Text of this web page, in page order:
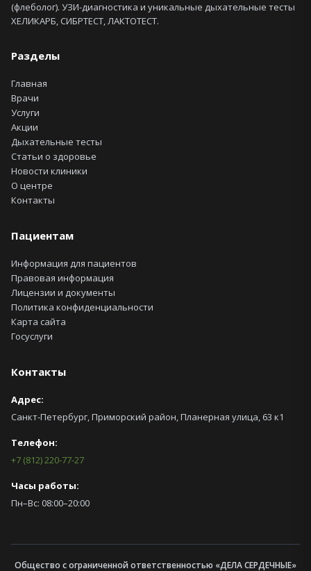
(флеболог). УЗИ-диагностика и уникальные дыхательные тесты
ХЕЛИКАРБ, СИБРТЕСТ, ЛАКТОТЕСТ.
Разделы
Главная
Врачи
Услуги
Акции
Дыхательные тесты
Статьи о здоровье
Новости клиники
О центре
Контакты
Пациентам
Информация для пациентов
Правовая информация
Лицензии и документы
Политика конфиденциальности
Карта сайта
Госуслуги
Контакты
Адрес:
Санкт-Петербург, Приморский район,Планерная улица, 63 к1
Телефон:
+7 (812) 220-77-27
Часы работы:
Пн–Вс: 08:00–20:00
Общество с ограниченной ответственностью «ДЕЛА СЕРДЕЧНЫЕ»